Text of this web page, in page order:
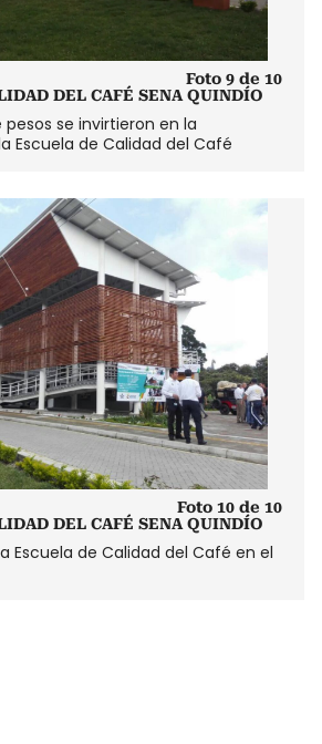
DEL CAFÉ SENA QUINDÍO
se invirtieron en la
Escuela de Calidad del Café
Foto 9 de 10
DEL CAFÉ SENA QUINDÍO
Escuela de Calidad del Café en el
Foto 10 de 10